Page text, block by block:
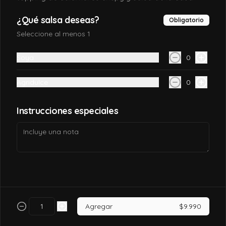
California tori
Pollo, queso crema, palta, envuelto en
$7.490
$6.990
¿Qué salsa deseas? Obligatorio
Seleccione al menos 1
0
0
Instrucciones especiales
Agregar $9.990